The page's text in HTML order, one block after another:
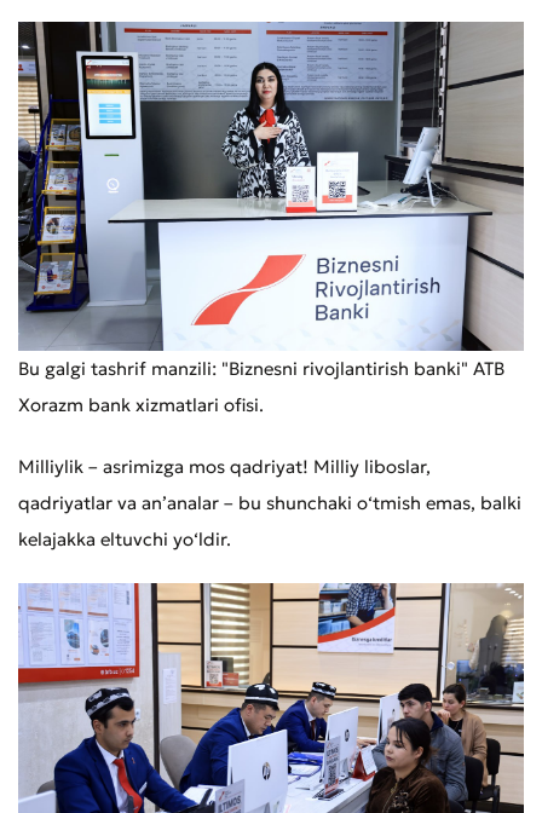
Bu galgi tashrif manzili: "Biznesni rivojlantirish banki" ATB
Xorazm bank xizmatlari ofisi.
Milliylik – asrimizga mos qadriyat! Milliy liboslar,
qadriyatlar va an’analar – bu shunchaki o‘tmish emas, balki
kelajakka eltuvchi yo‘ldir.